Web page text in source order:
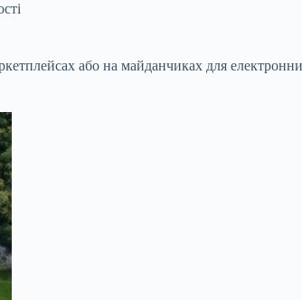
або на майданчиках для